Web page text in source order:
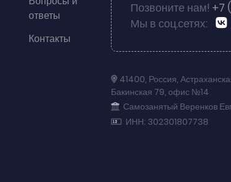
ответы
Контакты
Позвоните нам! +7
Мы в соц.сетях:
41400, Россия,
Бакинская 79, офис №14
Самозанятый Веренков
ИНН: 302301807738